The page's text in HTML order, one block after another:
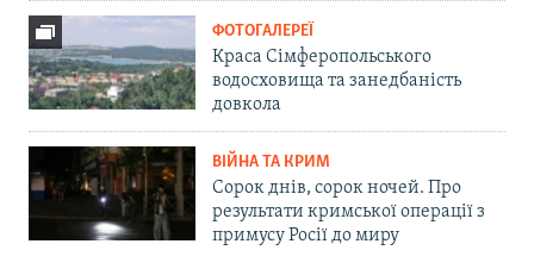
ФОТОГАЛЕРЕЇ
Краса Сімферопольського
водосховища та занедбаність
довкола
ВІЙНА ТА КРИМ
Сорок днів, сорок ночей. Про
результати кримської операції з
примусу Росії до миру